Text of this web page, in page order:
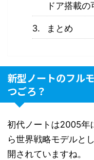
ドア搭載の
まとめ
新型ノートのフル
つごろ？
初代ノートは2005年
ら世界戦略モデルと
開されていますね。